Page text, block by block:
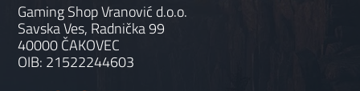
Gaming Shop Vranović d.o.o.
Savska Ves, Radnička 99
40000 ČAKOVEC
OIB: 21522244603